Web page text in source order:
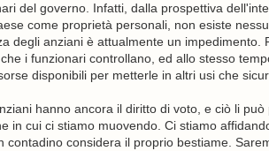
del governo. Infatti, dalla prospettiva
come proprietà personali, non esiste
degli anziani è attualmente un
i funzionari controllano, ed allo stesso
disponibili per metterle in altri usi che
hanno ancora il diritto di voto, e ciò li
in cui ci stiamo muovendo. Ci stiamo
contadino considera il proprio bestiame.